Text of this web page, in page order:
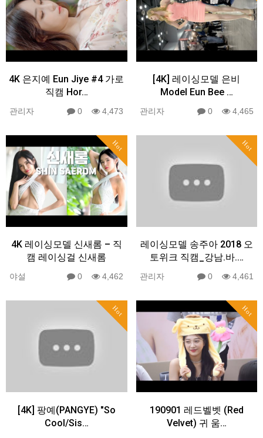
4K 은지예 Eun Jiye #4 가로
직캠 Hor…
관리자 0 4,473
[4K] 레이싱모델 은비
Model Eun Bee …
관리자 0 4,465
Hot
4K 레이싱모델 신새롬 – 직
캠 레이싱걸 신새롬
야설 0 4,462
Hot
레이싱모델 송주아 2018 오
토위크 직캠_강남.바.…
관리자 0 4,461
Hot
[4K] 팡예(PANGYE) "So
Cool/Sis…
Hot
190901 레드벨벳 (Red
Velvet) 귀 움…